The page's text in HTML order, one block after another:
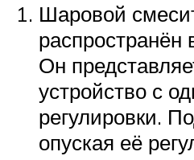
Шаровой
Он
устройство с
регулировки.
опуская её